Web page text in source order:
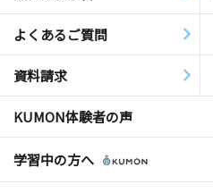
よくあるご質問
資料請求
KUMON体験者の声
学習中の方へ